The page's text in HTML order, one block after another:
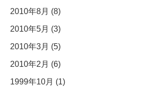
2010年8月 (8)
2010年5月 (3)
2010年3月 (5)
2010年2月 (6)
1999年10月 (1)